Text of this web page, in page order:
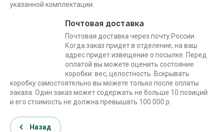
указанной комплектации.
Почтовая доставка
Почтовая доставка через почту России.
Когда заказ придет в отделение, на ваш
адрес придет извещение о посылке. Перед
оплатой вы можете оценить состояние
коробки: вес, целостность. Вскрывать
коробку самостоятельно вы можете только после оплаты
заказа. Один заказ может содержать не больше 10 позиций
и его стоимость не должна превышать 100 000 р.
Назад